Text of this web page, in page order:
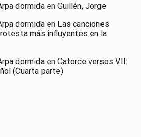
dormida en Guillén, Jorge
dormida en Las canciones
más influyentes en la
dormida en Catorce versos VII:
(Cuarta parte)